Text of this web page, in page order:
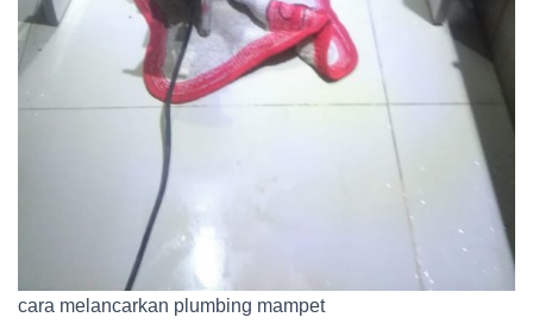
cara melancarkan plumbing mampet